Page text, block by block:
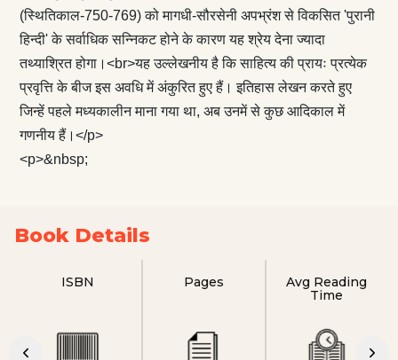
(स्थितिकाल-750-769) को मागधी-सौरसेनी अपभ्रंश से विकसित 'पुरानी
हिन्दी' के सर्वाधिक सन्निकट होने के कारण यह श्रेय देना ज्यादा
तथ्याश्रित होगा।<br>यह उल्लेखनीय है कि साहित्य की प्रायः प्रत्येक
प्रवृत्ति के बीज इस अवधि में अंकुरित हुए हैं। इतिहास लेखन करते हुए
जिन्हें पहले मध्यकालीन माना गया था, अब उनमें से कुछ आदिकाल में
गणनीय हैं।</p>
<p>&nbsp;
Book Details
ISBN Pages
Avg Reading
Time